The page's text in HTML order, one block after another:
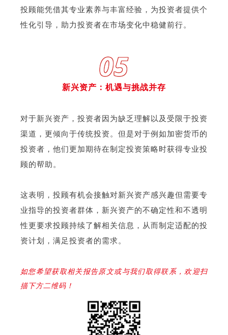
投顾能凭借其专业素养与丰富经验，为投资者提供个
性化引导，助力投资者在市场变化中稳健前行。
05
新兴资产：机遇与挑战并存
对于新兴资产，投资者因为缺乏理解以及受限于投资
渠道，更倾向于传统投资。但是对于例如加密货币的
投资者，他们更加期待在制定投资策略时获得专业投
顾的帮助。
这表明，投顾有机会接触对新兴资产感兴趣但需要专
业指导的投资者群体，新兴资产的不确定性和不透明
性更要求投顾持续了解相关信息，从而制定适配的投
资计划，满足投资者的需求。
如您希望获取相关报告原文或与我们取得联系，欢迎扫
描下方二维码！